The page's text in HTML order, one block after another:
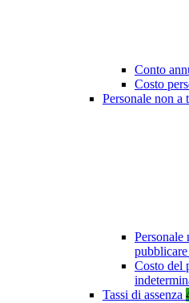
Conto
Costo
Personale non a
Personale
Costo del
Tassi di assenza